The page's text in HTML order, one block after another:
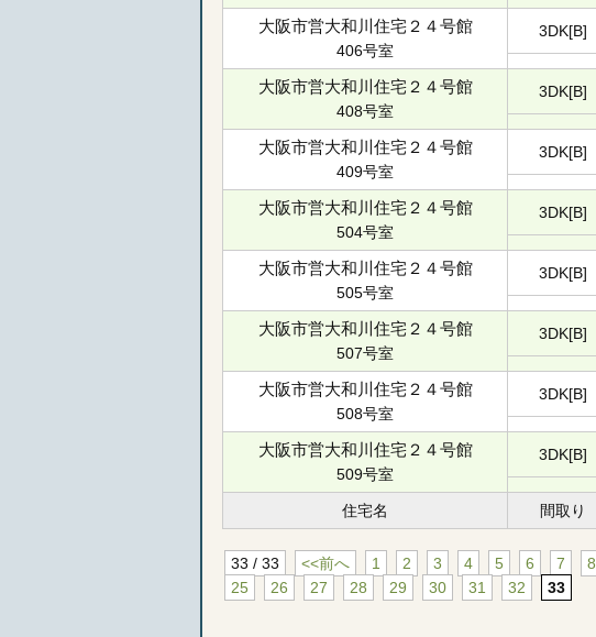
住宅名 間取り
大阪市営大和川住宅２４号館
406号室
3DK[B]
大阪市営大和川住宅２４号館
408号室
3DK[B]
大阪市営大和川住宅２４号館
409号室
3DK[B]
大阪市営大和川住宅２４号館
504号室
3DK[B]
大阪市営大和川住宅２４号館
505号室
3DK[B]
大阪市営大和川住宅２４号館
507号室
3DK[B]
大阪市営大和川住宅２４号館
508号室
3DK[B]
大阪市営大和川住宅２４号館
509号室
3DK[B]
33 / 33 <<前へ 1 2 3 4 5 6 7 8
25
26 27 28 29 30 31 32 33